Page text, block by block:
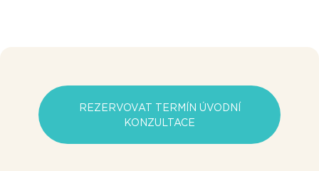
REZERVOVAT TERMÍN ÚVODNÍ
KONZULTACE